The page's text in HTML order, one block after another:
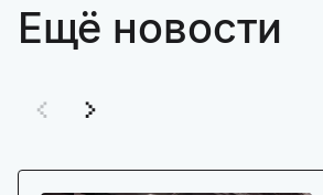
Ещё новости